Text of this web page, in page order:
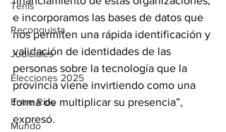
Tenis
Reconquista
Judiciales
Elecciones 2025
Entre Ríos
Mundo
e incorporamos las bases de datos que
nos permiten una rápida identificación y
validación de identidades de las
personas sobre la tecnología que la
provincia viene invirtiendo como una
forma de multiplicar su presencia”,
expresó.